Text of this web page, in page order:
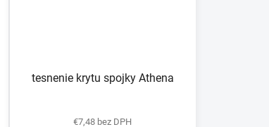
tesnenie krytu spojky Athena
€7,48 bez DPH